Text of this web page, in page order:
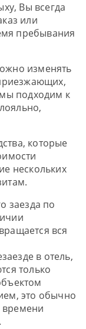
Вы всегда
или
пребывания
изменять
подходим к
которые
нескольких
заезда по
вся
в отель,
только
это обычно
времени